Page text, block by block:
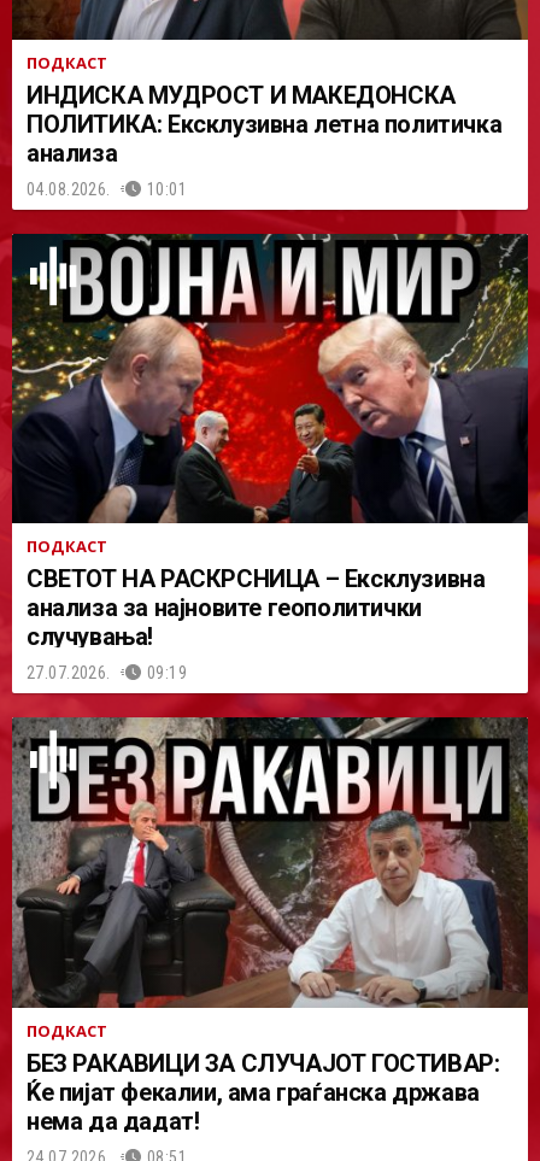
ПОДКАСТ
ИНДИСКА МУДРОСТ И МАКЕДОНСКА
ПОЛИТИКА: Ексклузивна летна политичка
анализа
04.08.2026. 10:01
ПОДКАСТ
СВЕТОТ НА РАСКРСНИЦА – Ексклузивна
анализа за најновите геополитички
случувања!
27.07.2026. 09:19
ПОДКАСТ
БЕЗ РАКАВИЦИ ЗА СЛУЧАЈОТ ГОСТИВАР:
Ќе пијат фекалии, ама граѓанска држава
нема да дадат!